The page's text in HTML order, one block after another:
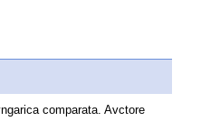
comparata. Avctore